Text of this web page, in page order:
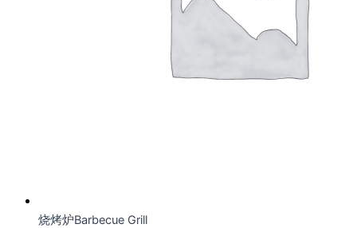
烧烤炉Barbecue Grill